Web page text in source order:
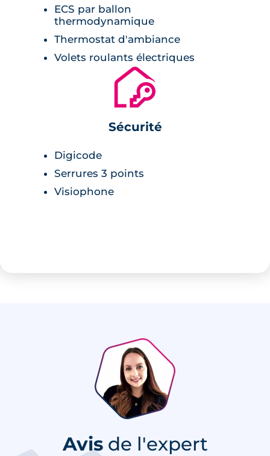
ECS par ballon
thermodynamique
Thermostat d'ambiance
Volets roulants électriques
🔐
Sécurité
Digicode
Serrures 3 points
Visiophone
Avisde l'expert